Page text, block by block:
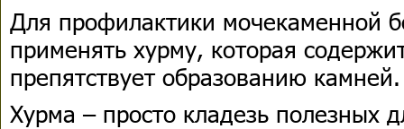
Для профилактики мочекаменной
применять хурму, которая
препятствует образованию камней.
Хурма – просто кладезь полезных